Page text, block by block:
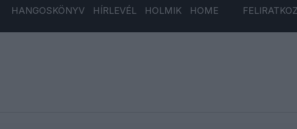
HANGOSKÖNYV HÍRLEVÉL HOLMIK HOME